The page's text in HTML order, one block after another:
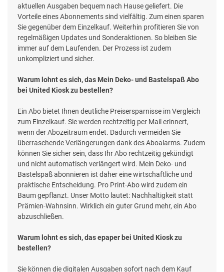
aktuellen Ausgaben bequem nach Hause geliefert. Die
Vorteile eines Abonnements sind vielfältig. Zum einen sparen
Sie gegenüber dem Einzelkauf. Weiterhin profitieren Sie von
regelmäßigen Updates und Sonderaktionen. So bleiben Sie
immer auf dem Laufenden. Der Prozess ist zudem
unkompliziert und sicher.
Warum lohnt es sich, das Mein Deko- und Bastelspaß Abo
bei United Kiosk zu bestellen?
Ein Abo bietet Ihnen deutliche Preisersparnisse im Vergleich
zum Einzelkauf. Sie werden rechtzeitig per Mail erinnert,
wenn der Abozeitraum endet. Dadurch vermeiden Sie
überraschende Verlängerungen dank des Aboalarms. Zudem
können Sie sicher sein, dass Ihr Abo rechtzeitig gekündigt
und nicht automatisch verlängert wird. Mein Deko- und
Bastelspaß abonnieren ist daher eine wirtschaftliche und
praktische Entscheidung. Pro Print-Abo wird zudem ein
Baum gepflanzt. Unser Motto lautet: Nachhaltigkeit statt
Prämien-Wahnsinn. Wirklich ein guter Grund mehr, ein Abo
abzuschließen.
Warum lohnt es sich, das epaper bei United Kiosk zu
bestellen?
Sie können die digitalen Ausgaben sofort nach dem Kauf